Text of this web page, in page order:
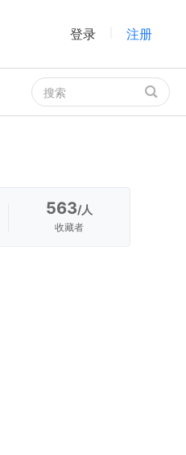
登录 注册
563/人
收藏者